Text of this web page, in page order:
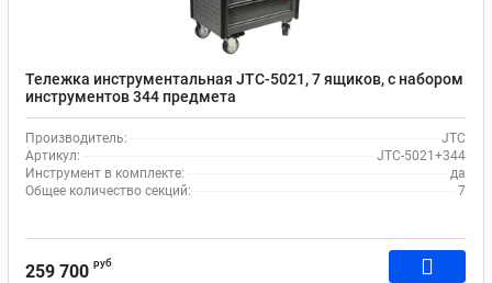
Тележка инструментальная JTC-5021, 7 ящиков, с набором
инструментов 344 предмета
Производитель:
JTC
Артикул:
JTC-5021+344
Инструмент в комплекте:
да
Общее количество секций:
7
259 700 руб